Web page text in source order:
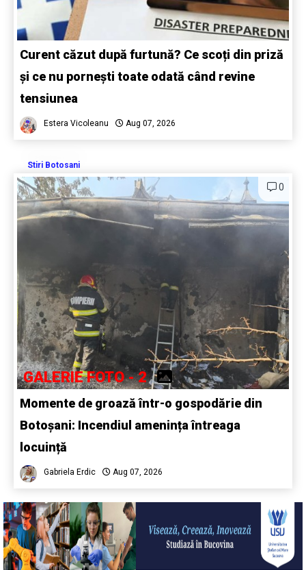
Curent căzut după furtună? Ce scoți din priză
și ce nu pornești toate odată când revine
tensiunea
Estera Vicoleanu Aug 07, 2026
Stiri Botosani
0
GALERIE FOTO - 2
Momente de groază într-o gospodărie din
Botoșani: Incendiul amenința întreaga
locuință
Gabriela Erdic Aug 07, 2026